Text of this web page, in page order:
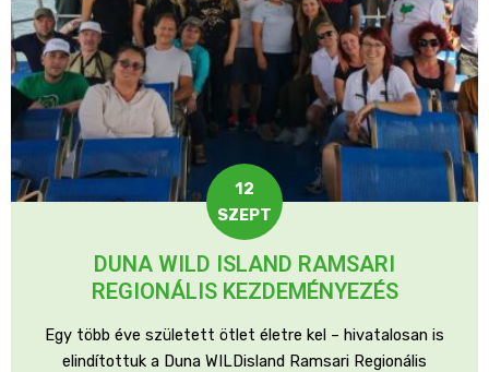
12
SZEPT
DUNA WILD ISLAND RAMSARI
REGIONÁLIS KEZDEMÉNYEZÉS
Egy több éve született ötlet életre kel – hivatalosan is
elindítottuk a Duna WILDisland Ramsari Regionális